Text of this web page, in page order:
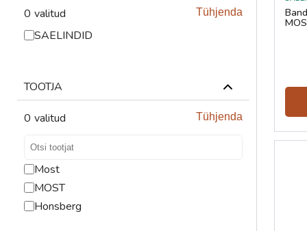
TÖÖRIISTAD
TÕSTESEADMED
0 valitud Tühjenda
SAELINDID
TOOTJA
0 valitud Tühjenda
Most
MOST
Honsberg